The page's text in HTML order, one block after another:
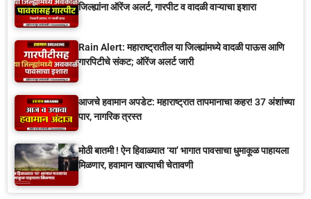
जिल्ह्यांना ऑरेंज अलर्ट, गारपीट व वादळी वाऱ्याचा इशारा
Rain Alert: महाराष्ट्रातील या जिल्ह्यांमध्ये वादळी पाऊस आणि
गारपिटीचे संकट; ऑरेंज अलर्ट जारी
आजचे हवामान अपडेट: महाराष्ट्रात तापमानाचा कहर! 37 अंशांच्या
पार, नागरिक त्रस्त
मोठी बातमी ! ऐन हिवाळ्यात ‘या’ भागात पावसाचा धुमाकूळ पाहायला
मिळणार, हवामान खात्याची चेतावणी